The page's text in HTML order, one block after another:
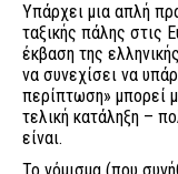
Υπάρχει μια απλή
ταξικής πάλης στις
έκβαση της
να συνεχίσει να
περίπτωση» μπορεί
τελική κατάληξη –
είναι.